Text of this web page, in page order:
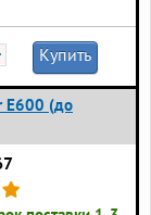
Купить
Е600 (до